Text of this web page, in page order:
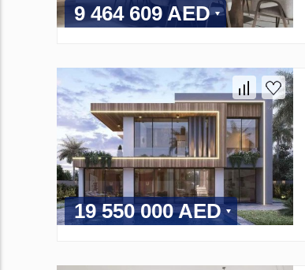
9 464 609 AED
19 550 000 AED